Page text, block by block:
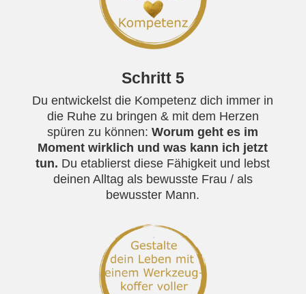
Schritt 5
Du entwickelst die Kompetenz dich immer in
die Ruhe zu bringen & mit dem Herzen
spüren zu können:Worum geht es im
Moment wirklich und was kann ich jetzt
tun. Du etablierst diese Fähigkeit und lebst
deinen Alltag als bewusste Frau / als
bewusster Mann.